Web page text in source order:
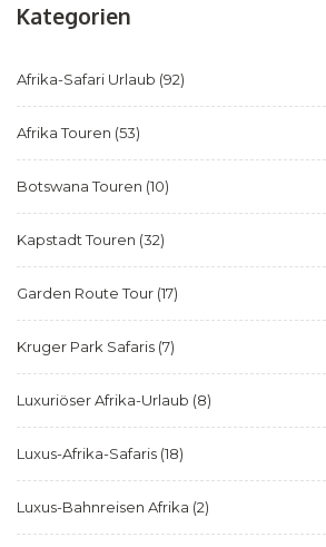
Kategorien
Afrika-Safari Urlaub (92)
Afrika Touren (53)
Botswana Touren (10)
Kapstadt Touren (32)
Garden Route Tour (17)
Kruger Park Safaris (7)
Luxuriöser Afrika-Urlaub (8)
Luxus-Afrika-Safaris (18)
Luxus-Bahnreisen Afrika (2)